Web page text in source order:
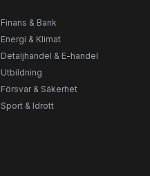
Finans & Bank
Energi & Klimat
Detaljhandel & E-handel
Utbildning
Försvar & Säkerhet
Sport & Idrott